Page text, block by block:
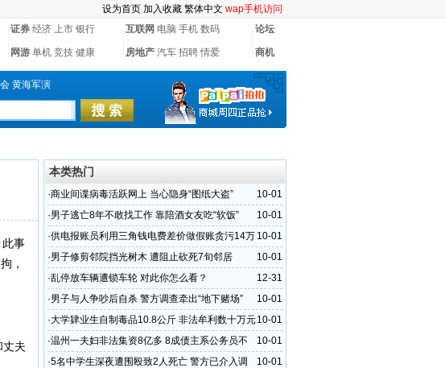
设为首页 加入收藏 繁体中文 wap手机访问
证券 经济 上市 银行 互联网 电脑 手机 数码 论坛
网游 单机 竞技 健康 房地产 汽车 招聘 情爱 商机
黄海军演
事
，
夫
本类热门
10-01
·商业间谍病毒活跃网上 当心隐身“图纸大盗”
10-01
·男子逃亡8年不敢找工作 靠陪酒女友吃“软饭”
10-01
·供电报账员利用三角钱电费差价做假账贪污14万
10-01
·男子修剪邻院挡光树木 遭阻止砍死7旬邻居
12-31
·乱停放车辆遭锁车轮 对此你怎么看？
10-01
·男子与人争吵后自杀 警方调查牵出“地下赌场”
10-01
·大学肄业生自制毒品10.8公斤 非法牟利数十万元
10-01
·温州一夫妇非法集资8亿多 8成债主系公务员不
属实
10-01
·5名中学生深夜遭围殴致2人死亡 警方已介入调